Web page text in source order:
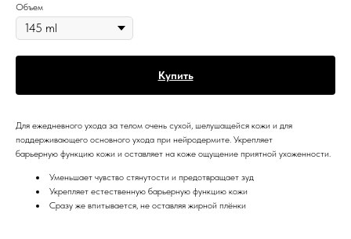
Объем
Купить
Для ежедневного ухода за телом очень сухой, шелушащейся кожи и для
поддерживающего основного ухода при нейродермите. Укрепляет
барьерную функцию кожи и оставляет на коже ощущение приятной ухоженности.
Уменьшает чувство стянутости и предотвращает зуд
Укрепляет естественную барьерную функцию кожи
Сразу же впитывается, не оставляя жирной плёнки